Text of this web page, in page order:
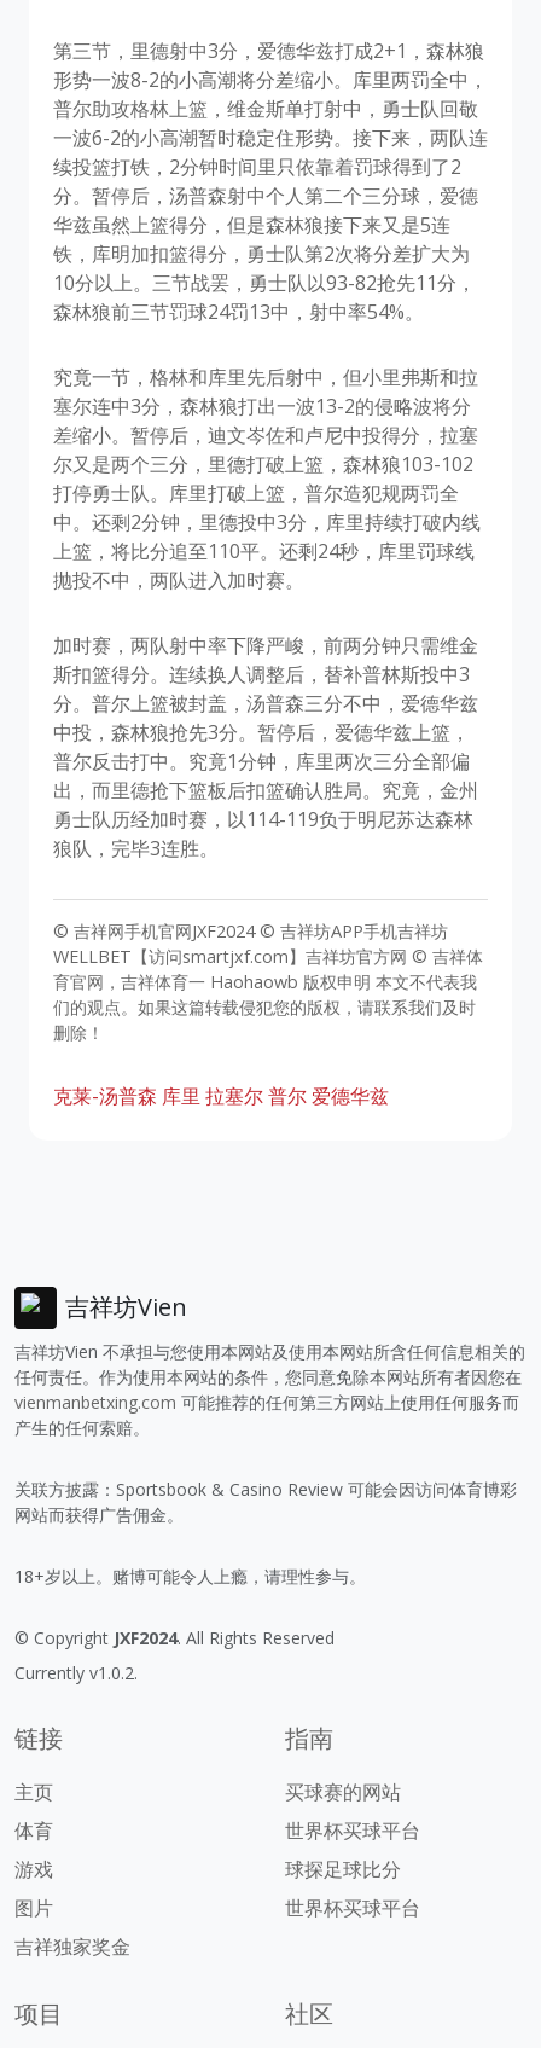
第三节，里德射中3分，爱德华兹打成2+1，森林狼
形势一波8-2的小高潮将分差缩小。库里两罚全中，
普尔助攻格林上篮，维金斯单打射中，勇士队回敬
一波6-2的小高潮暂时稳定住形势。接下来，两队连
续投篮打铁，2分钟时间里只依靠着罚球得到了2
分。暂停后，汤普森射中个人第二个三分球，爱德
华兹虽然上篮得分，但是森林狼接下来又是5连
铁，库明加扣篮得分，勇士队第2次将分差扩大为
10分以上。三节战罢，勇士队以93-82抢先11分，
森林狼前三节罚球24罚13中，射中率54%。
究竟一节，格林和库里先后射中，但小里弗斯和拉
塞尔连中3分，森林狼打出一波13-2的侵略波将分
差缩小。暂停后，迪文岑佐和卢尼中投得分，拉塞
尔又是两个三分，里德打破上篮，森林狼103-102
打停勇士队。库里打破上篮，普尔造犯规两罚全
中。还剩2分钟，里德投中3分，库里持续打破内线
上篮，将比分追至110平。还剩24秒，库里罚球线
抛投不中，两队进入加时赛。
加时赛，两队射中率下降严峻，前两分钟只需维金
斯扣篮得分。连续换人调整后，替补普林斯投中3
分。普尔上篮被封盖，汤普森三分不中，爱德华兹
中投，森林狼抢先3分。暂停后，爱德华兹上篮，
普尔反击打中。究竟1分钟，库里两次三分全部偏
出，而里德抢下篮板后扣篮确认胜局。究竟，金州
勇士队历经加时赛，以114-119负于明尼苏达森林
狼队，完毕3连胜。
© 吉祥网手机官网JXF2024 © 吉祥坊APP手机吉祥坊
WELLBET【访问smartjxf.com】吉祥坊官方网 © 吉祥体
育官网，吉祥体育一 Haohaowb 版权申明 本文不代表我
们的观点。如果这篇转载侵犯您的版权，请联系我们及时
删除！
克莱-汤普森 库里 拉塞尔普尔爱德华兹
吉祥坊Vien
吉祥坊Vien 不承担与您使用本网站及使用本网站所含任何信息相关的
任何责任。作为使用本网站的条件，您同意免除本网站所有者因您在
vienmanbetxing.com 可能推荐的任何第三方网站上使用任何服务而
产生的任何索赔。
关联方披露：Sportsbook & Casino Review 可能会因访问体育博彩
网站而获得广告佣金。
18+岁以上。赌博可能令人上瘾，请理性参与。
© Copyright JXF2024. All Rights Reserved
Currently v1.0.2.
链接
主页
体育
游戏
图片
吉祥独家奖金
指南
买球赛的网站
世界杯买球平台
球探足球比分
世界杯买球平台
项目 社区